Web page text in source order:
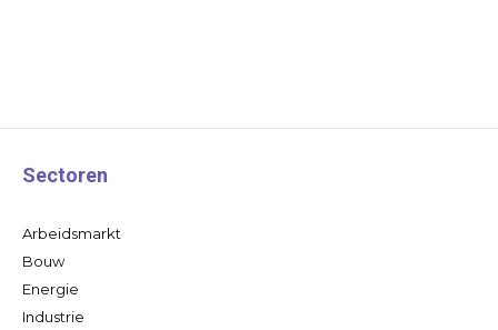
Sectoren
Arbeidsmarkt
Bouw
Energie
Industrie